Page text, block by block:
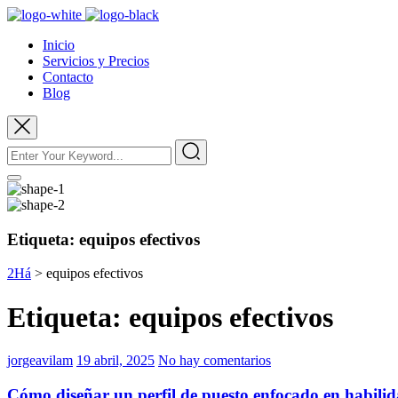
Inicio
Servicios y Precios
Contacto
Blog
Etiqueta: equipos efectivos
2Há > equipos efectivos
Etiqueta: equipos efectivos
jorgeavilam 19 abril, 2025 No hay comentarios